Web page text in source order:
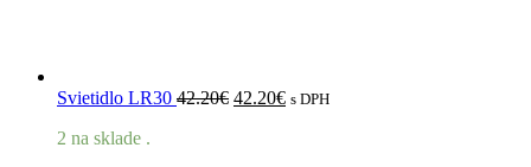
Svietidlo LR30 42.20€ Pôvodná
42.20€Aktuálna
s DPH
2 na sklade .